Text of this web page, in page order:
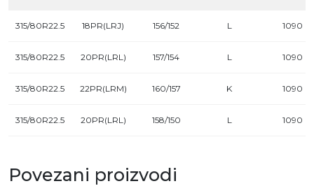
315/80R22.5 18PR(LRJ) 156/152 L 1090
315/80R22.5 20PR(LRL) 157/154 L 1090
315/80R22.5 22PR(LRM) 160/157 K 1090
315/80R22.5 20PR(LRL) 158/150 L 1090
Povezani proizvodi